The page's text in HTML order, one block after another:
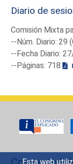
Esta web
Diario de
Comisión Mixta
--Núm. Diario: 29
--Fecha Diario:
--Páginas: 718